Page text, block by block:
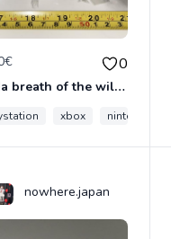
0
Zelda breath of the wild Nintendo switch Japon officiel mascot figurines keychain
xbox nintendo
nowhere.japan